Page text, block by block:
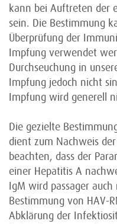
kann bei Auftreten der
sein. Die Bestimmung
Überprüfung der
Impfung verwendet
Durchseuchung in
Impfung jedoch nicht
Impfung wird generell
Die gezielte
dient zum Nachweis
beachten, dass der
einer Hepatitis A
IgM wird passager
Bestimmung von HAV-
Abklärung der